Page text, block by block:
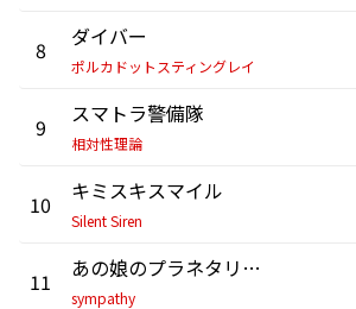
8 ダイバー
ポルカドットスティングレイ
9 スマトラ警備隊
相対性理論
10 キミスキスマイル
Silent Siren
11 あの娘のプラネタリウム
sympathy